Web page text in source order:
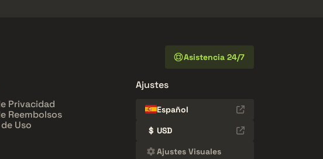
Asistencia 24/7
Privacidad
Reembolsos
Uso
Ajustes
Español
$ USD
Ajustes Visuales